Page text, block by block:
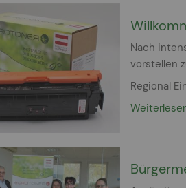
Nach
vorstellen
Regional